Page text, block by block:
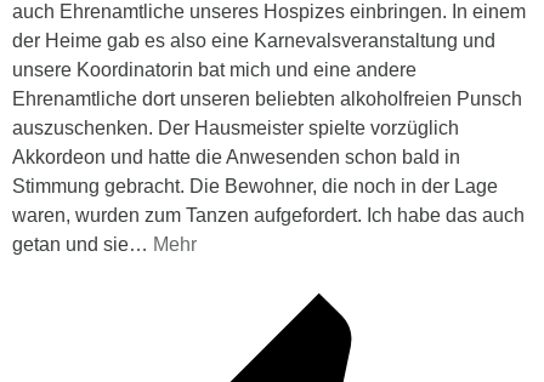
auch Ehrenamtliche unseres Hospizes einbringen. In einem
der Heime gab es also eine Karnevalsveranstaltung und
unsere Koordinatorin bat mich und eine andere
Ehrenamtliche dort unseren beliebten alkoholfreien Punsch
auszuschenken. Der Hausmeister spielte vorzüglich
Akkordeon und hatte die Anwesenden schon bald in
Stimmung gebracht. Die Bewohner, die noch in der Lage
waren, wurden zum Tanzen aufgefordert. Ich habe das auch
getan und sie… Mehr